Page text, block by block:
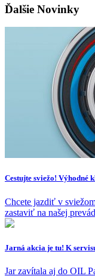
Ďalšie Novinky
Cestujte sviežo! Výhodné
Chcete jazdiť v
zastaviť na našej
Jarná akcia je tu! K
Jar zavítala aj do OIL